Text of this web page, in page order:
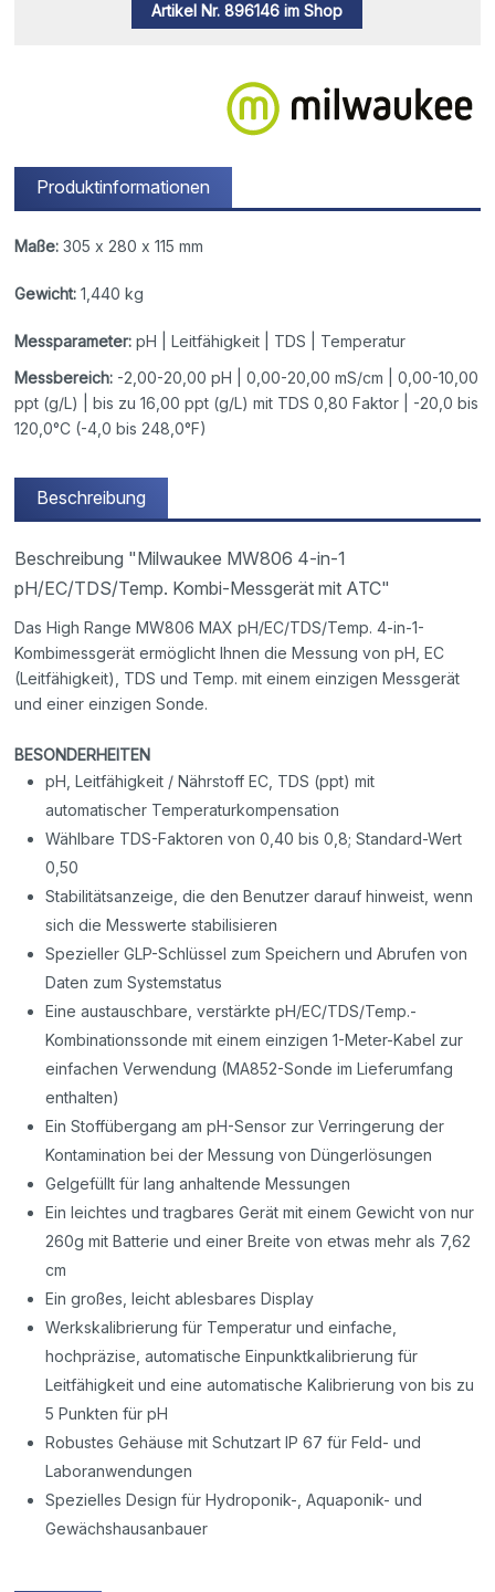
Artikel Nr. 896146 im Shop
Produktinformationen
Maße: 305 x 280 x 115 mm
Gewicht: 1,440 kg
Messparameter: pH | Leitfähigkeit | TDS | Temperatur
Messbereich: -2,00-20,00 pH | 0,00-20,00 mS/cm | 0,00-10,00
ppt (g/L) | bis zu 16,00 ppt (g/L) mit TDS 0,80 Faktor | -20,0 bis
120,0°C (-4,0 bis 248,0°F)
Beschreibung
Beschreibung "Milwaukee MW806 4-in-1
pH/EC/TDS/Temp. Kombi-Messgerät mit ATC"
Das High Range MW806 MAX pH/EC/TDS/Temp. 4-in-1-
Kombimessgerät ermöglicht Ihnen die Messung von pH, EC
(Leitfähigkeit), TDS und Temp. mit einem einzigen Messgerät
und einer einzigen Sonde.
BESONDERHEITEN
pH, Leitfähigkeit / Nährstoff EC, TDS (ppt) mit
automatischer Temperaturkompensation
Wählbare TDS-Faktoren von 0,40 bis 0,8; Standard-Wert
0,50
Stabilitätsanzeige, die den Benutzer darauf hinweist, wenn
sich die Messwerte stabilisieren
Spezieller GLP-Schlüssel zum Speichern und Abrufen von
Daten zum Systemstatus
Eine austauschbare, verstärkte pH/EC/TDS/Temp.-
Kombinationssonde mit einem einzigen 1-Meter-Kabel zur
einfachen Verwendung (MA852-Sonde im Lieferumfang
enthalten)
Ein Stoffübergang am pH-Sensor zur Verringerung der
Kontamination bei der Messung von Düngerlösungen
Gelgefüllt für lang anhaltende Messungen
Ein leichtes und tragbares Gerät mit einem Gewicht von nur
260g mit Batterie und einer Breite von etwas mehr als 7,62
cm
Ein großes, leicht ablesbares Display
Werkskalibrierung für Temperatur und einfache,
hochpräzise, automatische Einpunktkalibrierung für
Leitfähigkeit und eine automatische Kalibrierung von bis zu
5 Punkten für pH
Robustes Gehäuse mit Schutzart IP 67 für Feld- und
Laboranwendungen
Spezielles Design für Hydroponik-, Aquaponik- und
Gewächshausanbauer